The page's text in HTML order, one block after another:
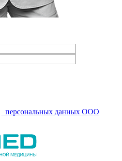
персональных данных ООО